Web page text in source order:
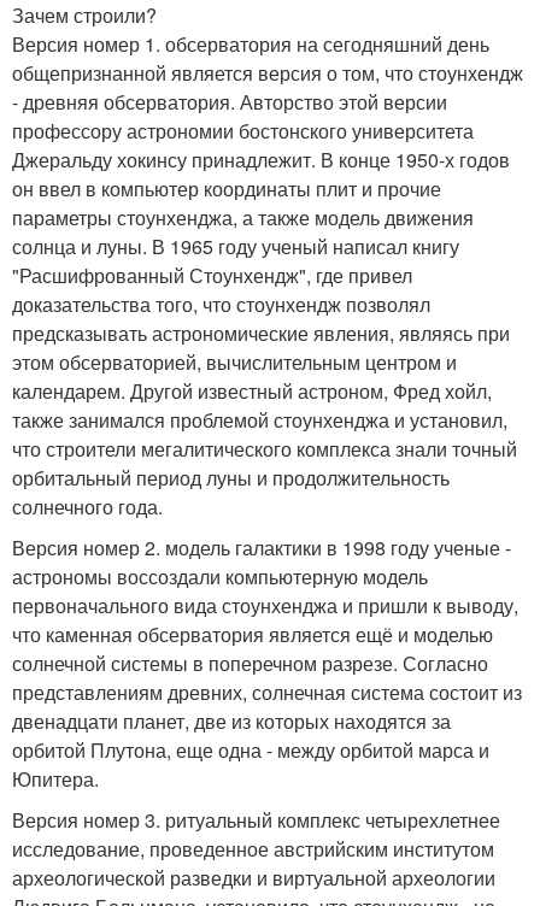
Зачем строили?
Версия номер 1. обсерватория на сегодняшний день
общепризнанной является версия о том, что стоунхендж
- древняя обсерватория. Авторство этой версии
профессору астрономии бостонского университета
Джеральду хокинсу принадлежит. В конце 1950-х годов
он ввел в компьютер координаты плит и прочие
параметры стоунхенджа, а также модель движения
солнца и луны. В 1965 году ученый написал книгу
"Расшифрованный Стоунхендж", где привел
доказательства того, что стоунхендж позволял
предсказывать астрономические явления, являясь при
этом обсерваторией, вычислительным центром и
календарем. Другой известный астроном, Фред хойл,
также занимался проблемой стоунхенджа и установил,
что строители мегалитического комплекса знали точный
орбитальный период луны и продолжительность
солнечного года.
Версия номер 2. модель галактики в 1998 году ученые -
астрономы воссоздали компьютерную модель
первоначального вида стоунхенджа и пришли к выводу,
что каменная обсерватория является ещё и моделью
солнечной системы в поперечном разрезе. Согласно
представлениям древних, солнечная система состоит из
двенадцати планет, две из которых находятся за
орбитой Плутона, еще одна - между орбитой марса и
Юпитера.
Версия номер 3. ритуальный комплекс четырехлетнее
исследование, проведенное австрийским институтом
археологической разведки и виртуальной археологии